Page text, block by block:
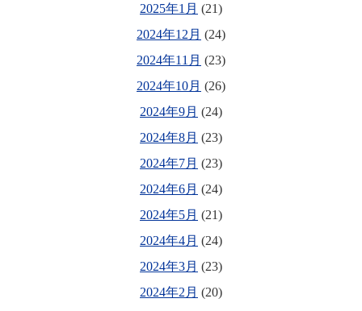
2025年1月 (21)
2024年12月 (24)
2024年11月 (23)
2024年10月 (26)
2024年9月 (24)
2024年8月 (23)
2024年7月 (23)
2024年6月 (24)
2024年5月 (21)
2024年4月 (24)
2024年3月 (23)
2024年2月 (20)